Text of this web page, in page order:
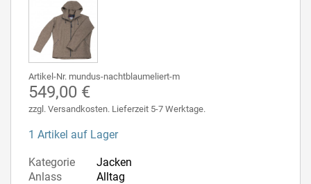
Artikel-Nr. mundus-nachtblaumeliert-m
549,00 €
zzgl. Versandkosten. Lieferzeit 5-7 Werktage.
1 Artikel auf Lager
Kategorie
Jacken
Anlass
Alltag